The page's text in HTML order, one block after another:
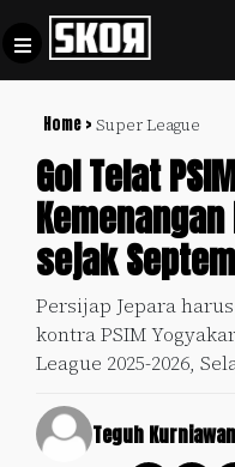
Home > Super League
Gol Telat
sejak
Persijap Jepara
kontra PSIM
League 2025-2026,
Teguh Kurniawan
Football +
Culture +
Update
+
Timnas
Indonesia
SKOR
Policy
Pedoman
Pemberitaan
Media
Siber
Kami